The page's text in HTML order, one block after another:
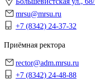
mrsu@mrsu.ru
+7 (8342) 24-37-32
Приёмная ректора
rector@adm.mrsu.ru
+7 (8342) 24-48-88